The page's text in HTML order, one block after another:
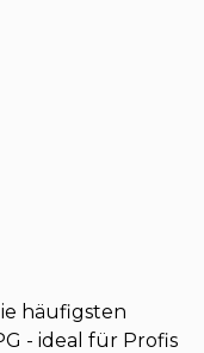
häufigsten
- ideal für Profis